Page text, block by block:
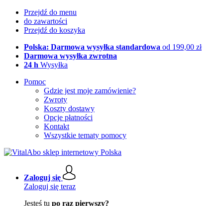
Przejdź do menu
do zawartości
Przejdź do koszyka
Polska: Darmowa wysyłka standardowa od 199,00 zł
Darmowa wysyłka zwrotna
24 h Wysyłka
Pomoc
Gdzie jest moje zamówienie?
Zwroty
Koszty dostawy
Opcje płatności
Kontakt
Wszystkie tematy pomocy
Zaloguj się
Zaloguj się teraz
Jesteś tu po raz pierwszy?